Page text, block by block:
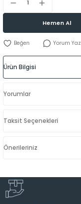
Hemen Al
Yorum Yaz
Ürün Bilgisi
Yorumlar
Taksit Seçenekleri
Önerileriniz